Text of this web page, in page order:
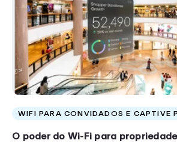
WIFI PARA CONVIDADOS E CAPTIVE
O poder do Wi-Fi para